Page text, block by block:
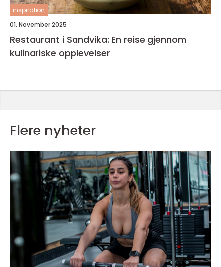
inspiration
01. November 2025
Restaurant i Sandvika: En reise gjennom
kulinariske opplevelser
Flere nyheter